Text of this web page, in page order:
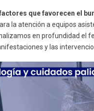
que favorecen el
la atención a equipos
en profundidad el
y las